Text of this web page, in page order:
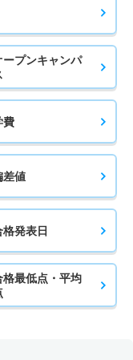
ープンキャンパ
費
差値
格発表日
格最低点・平均